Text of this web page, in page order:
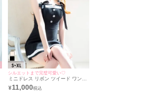
シルエットまで完璧可愛い♡
ミニドレス リボン ツイード ワンピ
ース キャミソール パイピング Aラ
イン XL 黒 キャバドレス (黒崎みさ
¥11,000